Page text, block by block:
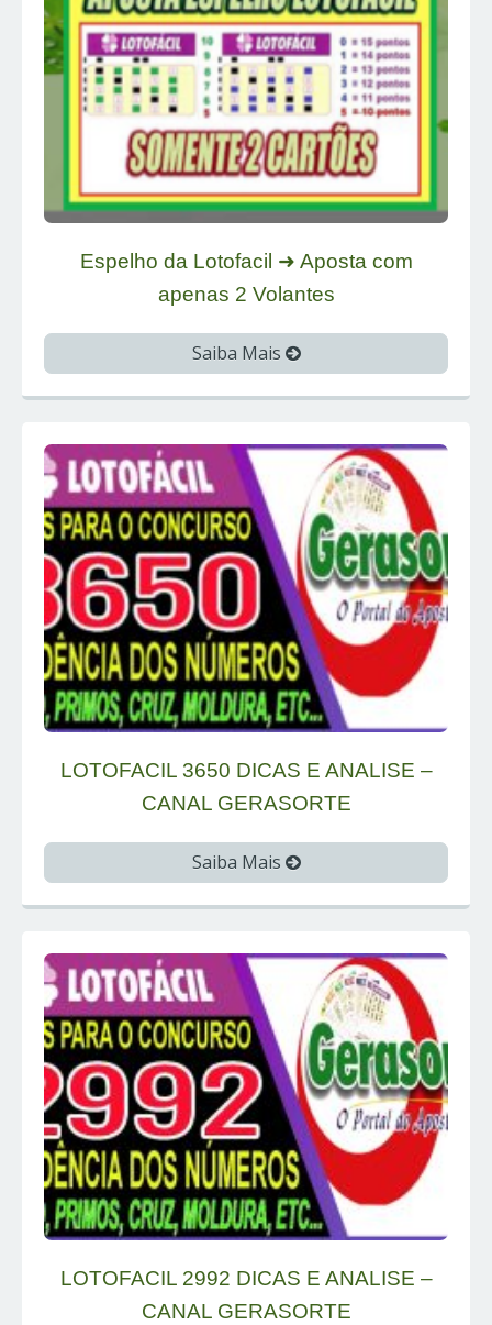
Espelho da Lotofacil ➜ Aposta com
apenas 2 Volantes
Saiba Mais
LOTOFACIL 3650 DICAS E ANALISE –
CANAL GERASORTE
Saiba Mais
LOTOFACIL 2992 DICAS E ANALISE –
CANAL GERASORTE